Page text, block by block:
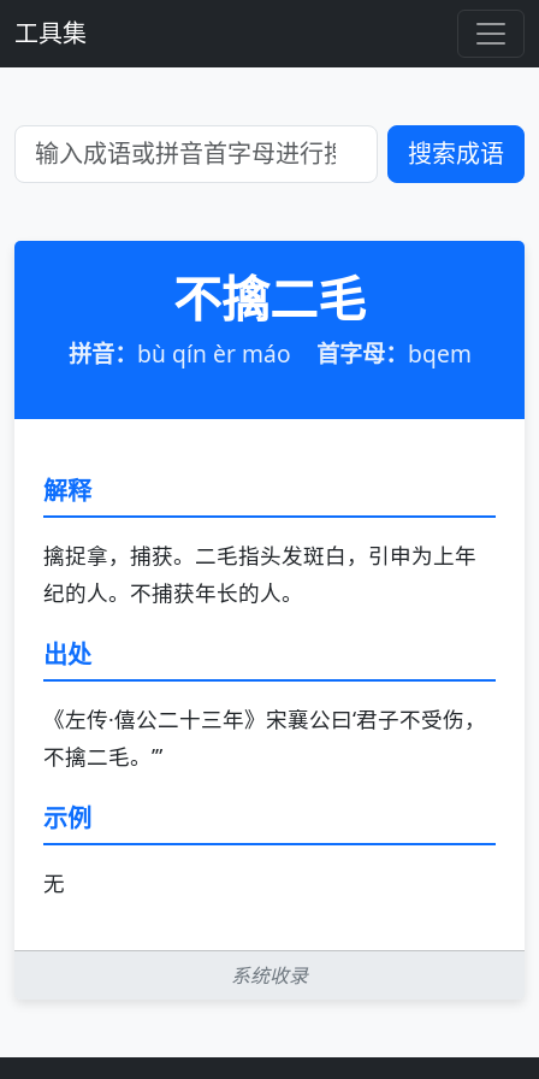
工具集
搜索成语
不擒二毛
拼音： bù qín èr máo 首字母： bqem
解释
擒捉拿，捕获。二毛指头发斑白，引申为上年
纪的人。不捕获年长的人。
出处
《左传·僖公二十三年》宋襄公曰‘君子不受伤，
不擒二毛。’”
示例
无
系统收录